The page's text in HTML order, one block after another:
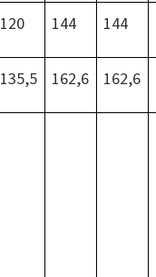
120 144 144
135,5 162,6 162,6